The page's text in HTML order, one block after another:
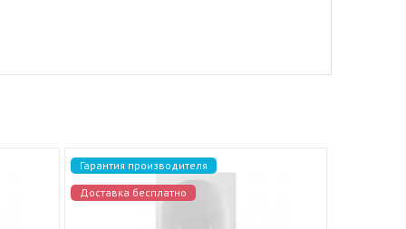
Гарантия производителя
Доставка бесплатно